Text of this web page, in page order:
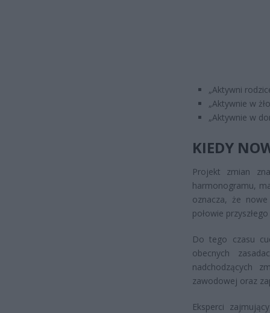
„Aktywni
„Aktywnie w
„Aktywnie w
KIEDY
Projekt zmian
harmonogramu,
oznacza, że
połowie
Do tego czasu
obecnych
nadchodzących
zawodowej oraz
Eksperci